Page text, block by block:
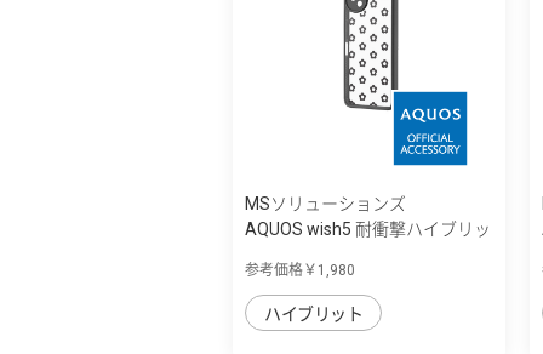
MSソリューションズ
AQUOS wish5 耐衝撃ハイブリッ
参考価格￥1,980
ハイブリット